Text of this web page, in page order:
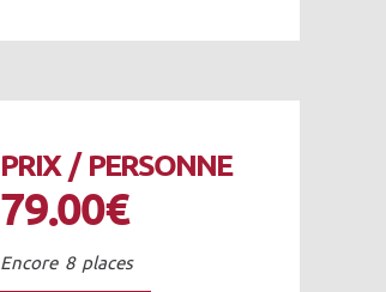
PRIX / PERSONNE
79.00€
Encore 8 places